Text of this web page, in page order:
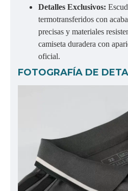
Detalles Exclusivos:
termotransferidos con
precisas y materiales
camiseta duradera con
oficial.
FOTOGRAFÍA DE